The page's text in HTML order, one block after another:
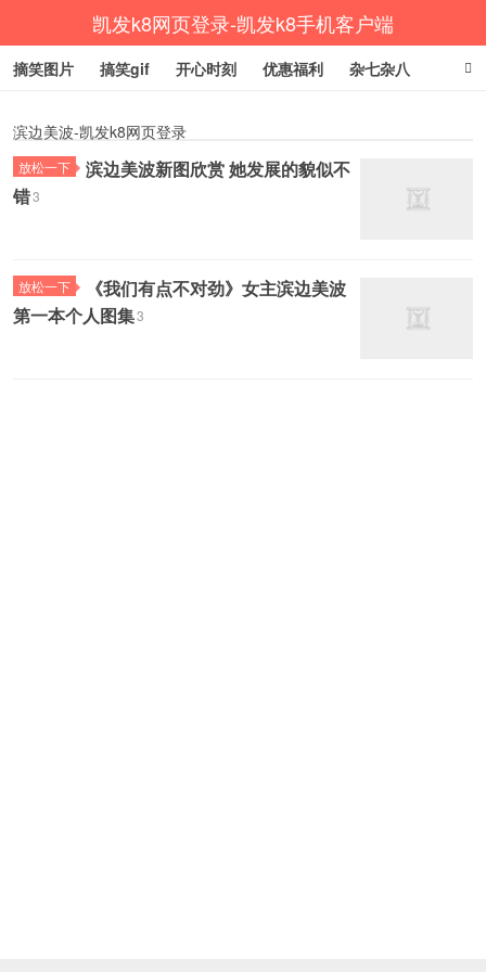
凯发k8网页登录-凯发k8手机客户端
摘笑图片 搞笑gif 开心时刻 优惠福利 杂七杂八
滨边美波-凯发k8网页登录
放松一下
滨边美波新图欣赏 她发展的貌似不
错3
放松一下
《我们有点不对劲》女主滨边美波
第一本个人图集3